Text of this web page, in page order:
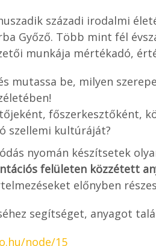
századi irodalmi
Győző. Több mint fél
munkája mértékadó,
mutassa be, milyen
főszerkesztőként,
szellemi kultúráját?
nyomán készítsetek
felületen közzétett
előnyben
segítséget, anyagot
node/15